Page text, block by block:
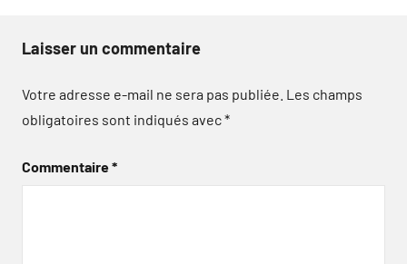
Laisser un commentaire
Votre adresse e-mail ne sera pas publiée. Les champs
obligatoires sont indiqués avec*
Commentaire*